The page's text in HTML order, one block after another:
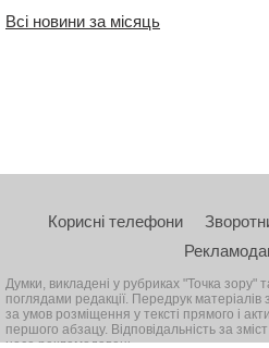
Всі новини за місяць
Корисні телефони
Думки, викладені у рубриках "Точка зору"
поглядами редакції. Передрук
за умов розміщення у тексті прямого і
першого абзацу. Відповідальність за
несе рекламодавець